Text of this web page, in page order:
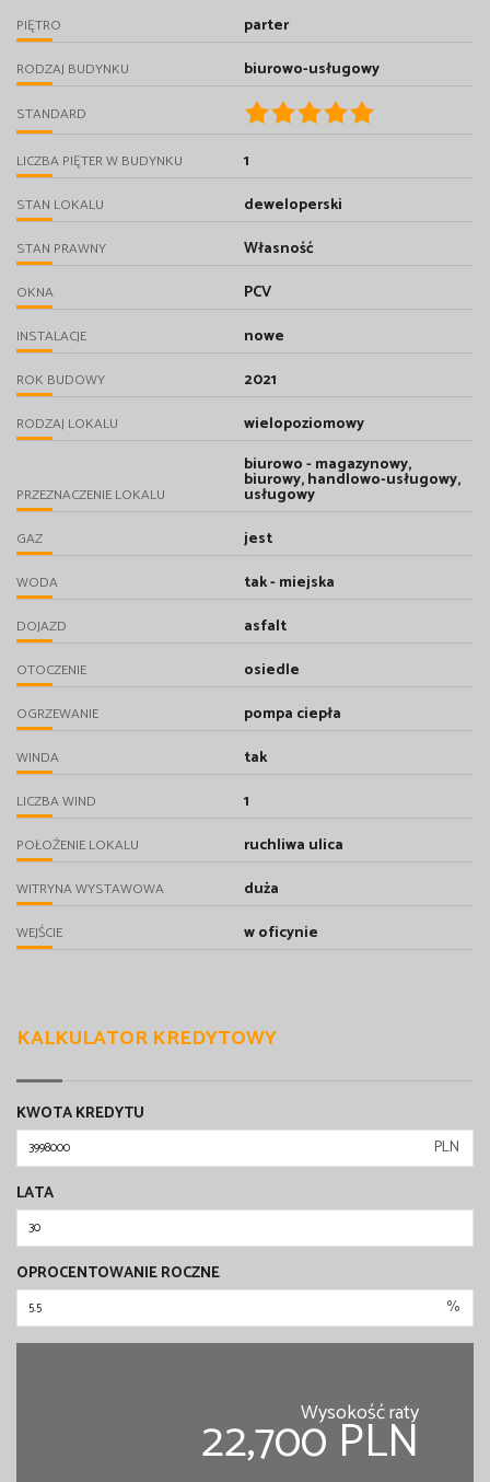
PIĘTRO parter
RODZAJ BUDYNKU biurowo-usługowy
STANDARD
LICZBA PIĘTER W BUDYNKU 1
STAN LOKALU deweloperski
STAN PRAWNY Własność
OKNA PCV
INSTALACJE nowe
ROK BUDOWY 2021
RODZAJ LOKALU wielopoziomowy
PRZEZNACZENIE LOKALU
biurowo - magazynowy,
biurowy, handlowo-usługowy,
usługowy
GAZ jest
WODA tak - miejska
DOJAZD asfalt
OTOCZENIE osiedle
OGRZEWANIE pompa ciepła
WINDA tak
LICZBA WIND 1
POŁOŻENIE LOKALU ruchliwa ulica
WITRYNA WYSTAWOWA duża
WEJŚCIE w oficynie
KALKULATOR KREDYTOWY
KWOTA KREDYTU
PLN
LATA
OPROCENTOWANIE ROCZNE
%
Wysokość raty
22,700 PLN